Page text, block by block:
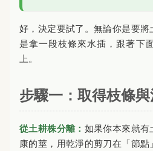
好，決定要試了。無論你是要
是拿一段枝條來水插，跟著下
上。
步驟一：取得枝條
從土耕株分離： 如果你本來就有
康的莖，用乾淨的剪刀在「節